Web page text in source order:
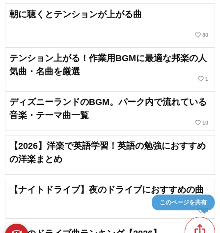
朝に聴くとテンションが上がる曲
favorite_border 80
テンション上がる！作業用BGMに最適な邦楽の人
気曲・名曲を厳選
favorite_border 1
ディズニーランドのBGM。パーク内で流れている
音楽・テーマ曲一覧
favorite_border 10
【2026】洋楽で英語学習！英語の勉強におすすめ
の洋楽まとめ
【ナイトドライブ】夜のドライブにおすすめの曲
favorite_border 5
このページを共有